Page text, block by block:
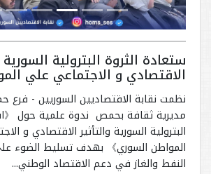
ستعادة الثروة البترولية السورية
الاقتصادي و الاجتماعي علي
نظمت نقابة الاقتصاديين السوريين - فرع
مديرية ثقافة بحمص ندوة علمية حول 《
البترولية السورية والتأثير الاقتصادي و
المواطن السوري》 بهدف تسليط الضوء
النفط والغاز في دعم الاقتصاد الوطني...